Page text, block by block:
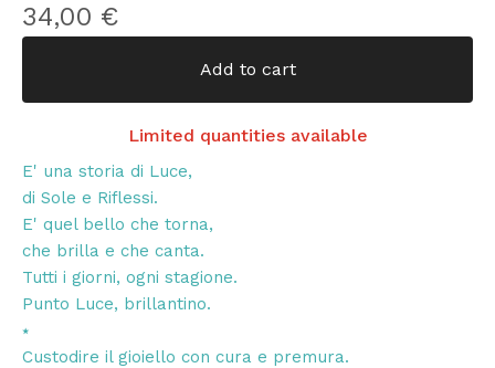
34,00 €
Add to cart
Limited quantities available
E' una storia di Luce,
di Sole e Riflessi.
E' quel bello che torna,
che brilla e che canta.
Tutti i giorni, ogni stagione.
Punto Luce, brillantino.
⭑
Custodire il gioiello con cura e premura.